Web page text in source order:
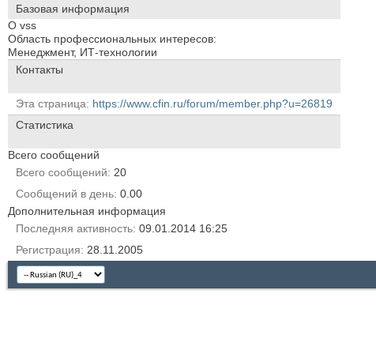
Базовая информация
О vss
Область профессиональных интересов:
Менеджмент, ИТ-технологии
Контакты
Эта страница
https://www.cfin.ru/forum/member.php?u=26819
Статистика
Всего сообщений
Всего сообщений
20
Сообщений в день 0.00
Дополнительная информация
Последняя активность 09.01.2014 16:25
Регистрация
28.11.2005